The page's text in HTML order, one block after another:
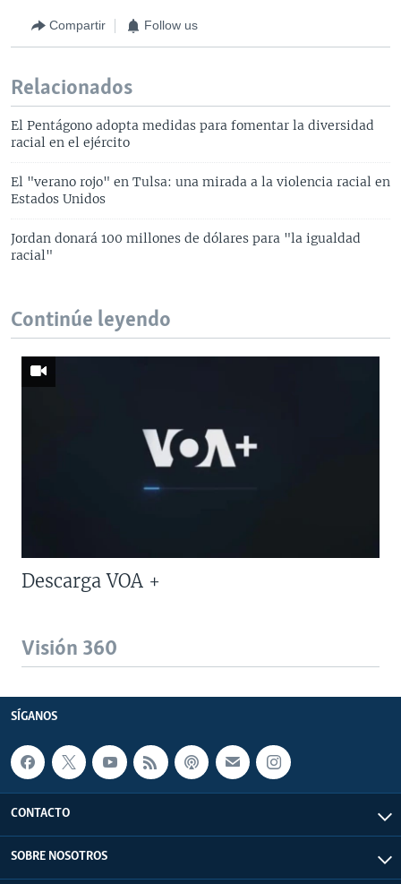
Compartir Follow us
Relacionados
El Pentágono adopta medidas para fomentar la diversidad
racial en el ejército
El "verano rojo" en Tulsa: una mirada a la violencia racial en
Estados Unidos
Jordan donará 100 millones de dólares para "la igualdad
racial"
Continúe leyendo
Descarga VOA +
Visión 360
SÍGANOS
CONTACTO
SOBRE NOSOTROS